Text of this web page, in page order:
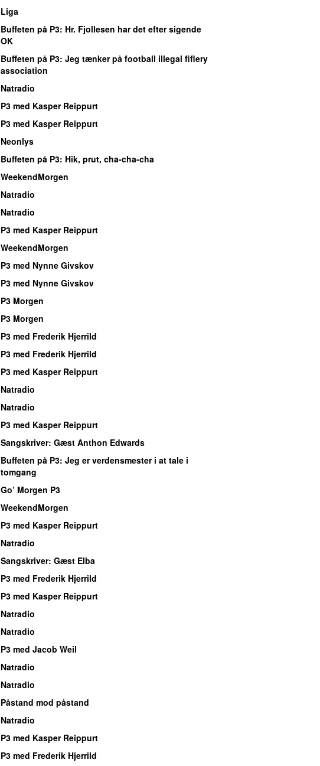
Liga
Buffeten på P3: Hr. Fjollesen har det efter sigende
OK
Buffeten på P3: Jeg tænker på football illegal fiflery
association
Natradio
P3 med Kasper Reippurt
P3 med Kasper Reippurt
Neonlys
Buffeten på P3: Hik, prut, cha-cha-cha
WeekendMorgen
Natradio
Natradio
P3 med Kasper Reippurt
WeekendMorgen
P3 med Nynne Givskov
P3 med Nynne Givskov
P3 Morgen
P3 Morgen
P3 med Frederik Hjerrild
P3 med Frederik Hjerrild
P3 med Kasper Reippurt
Natradio
Natradio
P3 med Kasper Reippurt
Sangskriver: Gæst Anthon Edwards
Buffeten på P3: Jeg er verdensmester i at tale i
tomgang
Go’ Morgen P3
WeekendMorgen
P3 med Kasper Reippurt
Natradio
Sangskriver: Gæst Elba
P3 med Frederik Hjerrild
P3 med Kasper Reippurt
Natradio
Natradio
P3 med Jacob Weil
Natradio
Natradio
Påstand mod påstand
Natradio
P3 med Kasper Reippurt
P3 med Frederik Hjerrild